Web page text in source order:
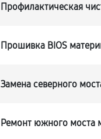
Профилактическая
Прошивка BIOS
Замена северного
Ремонт южного моста